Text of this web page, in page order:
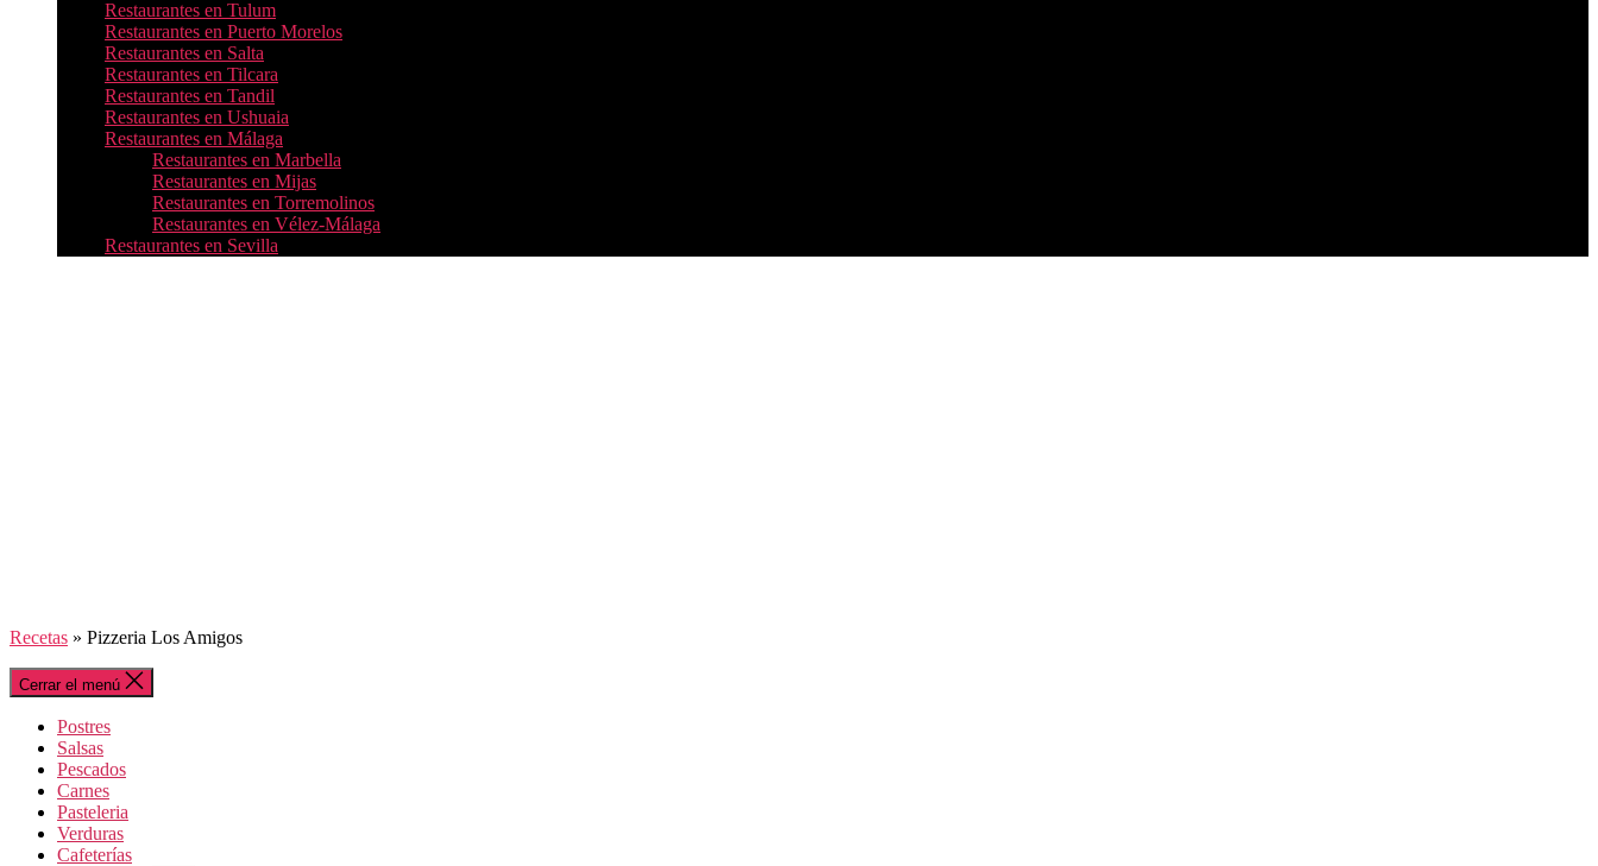
Restaurantes en Tulum
Restaurantes en Puerto Morelos
Restaurantes en Salta
Restaurantes en Tilcara
Restaurantes en Tandil
Restaurantes en Ushuaia
Restaurantes en Málaga
Restaurantes en Marbella
Restaurantes en Mijas
Restaurantes en Torremolinos
Restaurantes en Vélez-Málaga
Restaurantes en Sevilla
Recetas » Pizzeria Los Amigos
Cerrar el menú
Postres
Salsas
Pescados
Carnes
Pasteleria
Verduras
Cafeterías